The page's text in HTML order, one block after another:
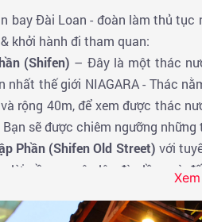
bay Đài Loan - đoàn làm thủ tục
khởi hành đi tham quan:
(Shifen) – Đây là một thác
nhất thế giới NIAGARA - Thác
rộng 40m, để xem được thác
sẽ được chiêm ngưỡng
Phần (Shifen Old Street) với
lời cầu nguyện lên đèn lồng và
Được xây dựng để vận chuyển